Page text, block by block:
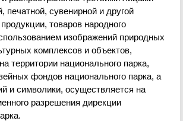
печатной, сувенирной и другой
товаров народного
изображений природных
комплексов и объектов,
территории национального парка,
фондов национального парка, а
и символики, осуществляется на
разрешения дирекции